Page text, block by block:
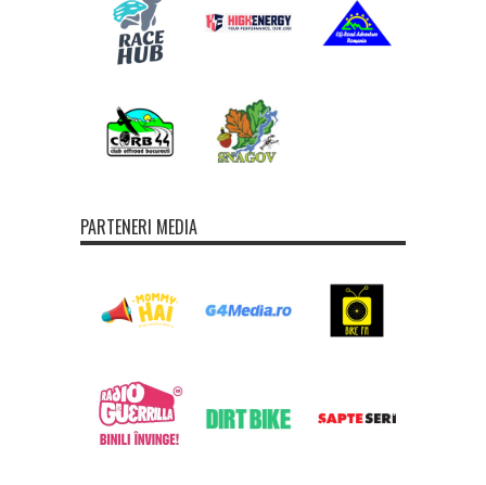
PARTENERI MEDIA